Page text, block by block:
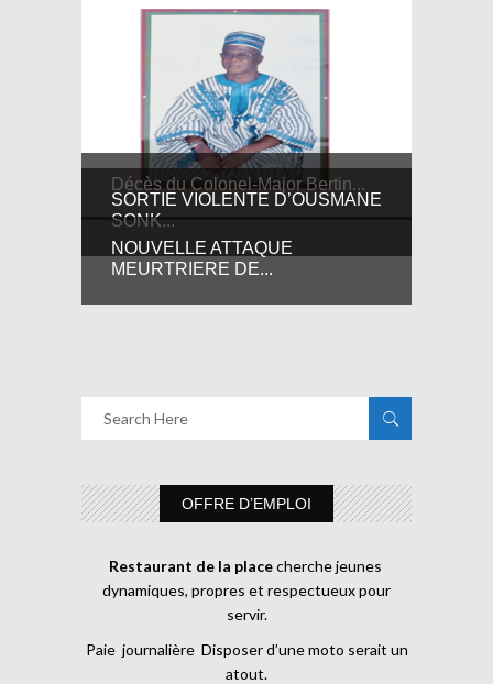
Décès du Colonel-Major Bertin...
SORTIE VIOLENTE D’OUSMANE
SONK...
NOUVELLE ATTAQUE
MEURTRIERE DE...
OFFRE D’EMPLOI
Restaurant de la placecherche jeunes
dynamiques, propres et respectueux pour
servir.
Paie journalière Disposer d’une moto serait un
atout.